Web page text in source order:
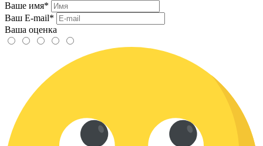
Ваше имя*
Ваш E-mail*
Ваша оценка